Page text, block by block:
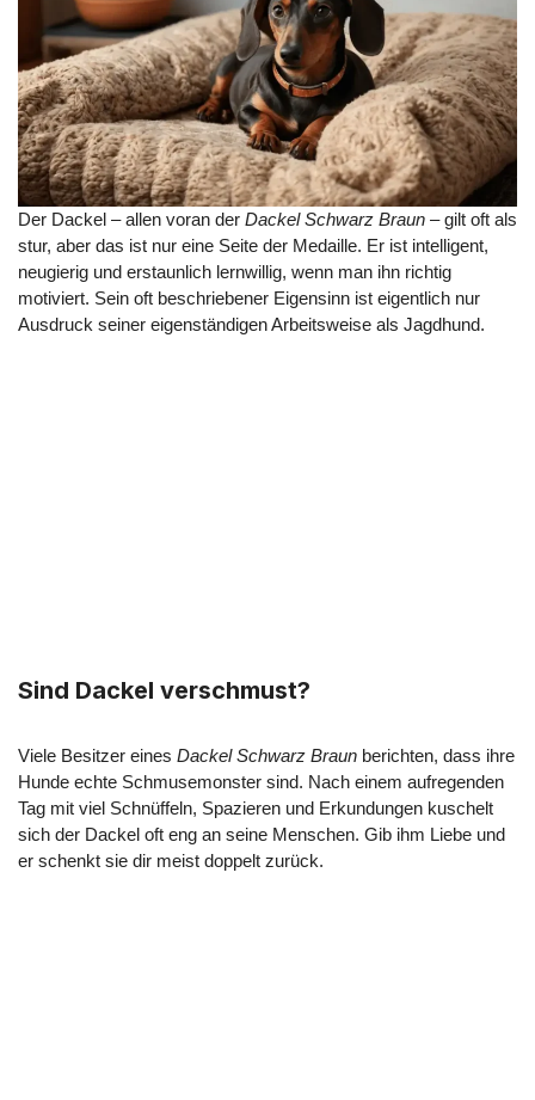
Der Dackel – allen voran der Dackel Schwarz Braun – gilt oft als
stur, aber das ist nur eine Seite der Medaille. Er ist intelligent,
neugierig und erstaunlich lernwillig, wenn man ihn richtig
motiviert. Sein oft beschriebener Eigensinn ist eigentlich nur
Ausdruck seiner eigenständigen Arbeitsweise als Jagdhund.
Sind Dackel verschmust?
Viele Besitzer eines Dackel Schwarz Braun berichten, dass ihre
Hunde echte Schmusemonster sind. Nach einem aufregenden
Tag mit viel Schnüffeln, Spazieren und Erkundungen kuschelt
sich der Dackel oft eng an seine Menschen. Gib ihm Liebe und
er schenkt sie dir meist doppelt zurück.